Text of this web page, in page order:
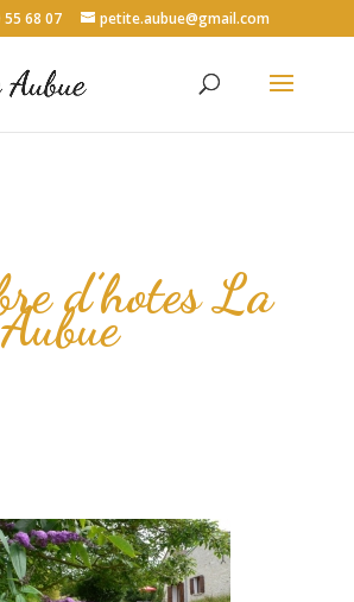
55 68 07 petite.aubue@gmail.com
d’hotes La